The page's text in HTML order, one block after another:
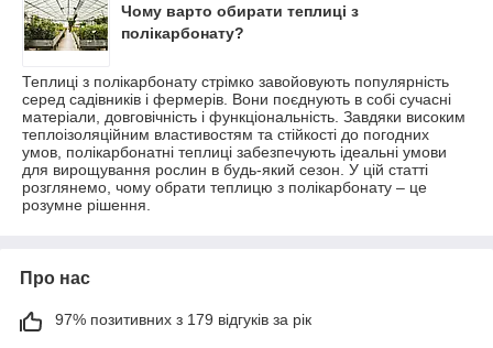
Чому варто обирати теплиці з
полікарбонату?
Теплиці з полікарбонату стрімко завойовують популярність
серед садівників і фермерів. Вони поєднують в собі сучасні
матеріали, довговічність і функціональність. Завдяки високим
теплоізоляційним властивостям та стійкості до погодних
умов, полікарбонатні теплиці забезпечують ідеальні умови
для вирощування рослин в будь-який сезон. У цій статті
розглянемо, чому обрати теплицю з полікарбонату – це
розумне рішення.
Про нас
97% позитивних з 179 відгуків за рік